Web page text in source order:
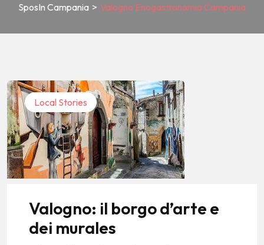
SposIn Campania > Valogno Enogastronomia Campania
Local Stories
Valogno: il borgo d’arte e
dei murales